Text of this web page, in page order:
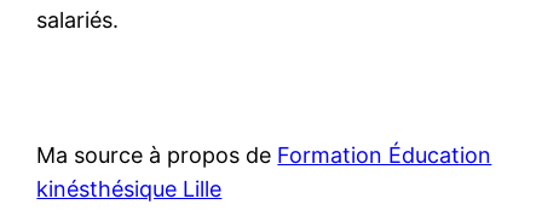
salariés.
Ma source à propos de Formation Éducation
kinésthésique Lille